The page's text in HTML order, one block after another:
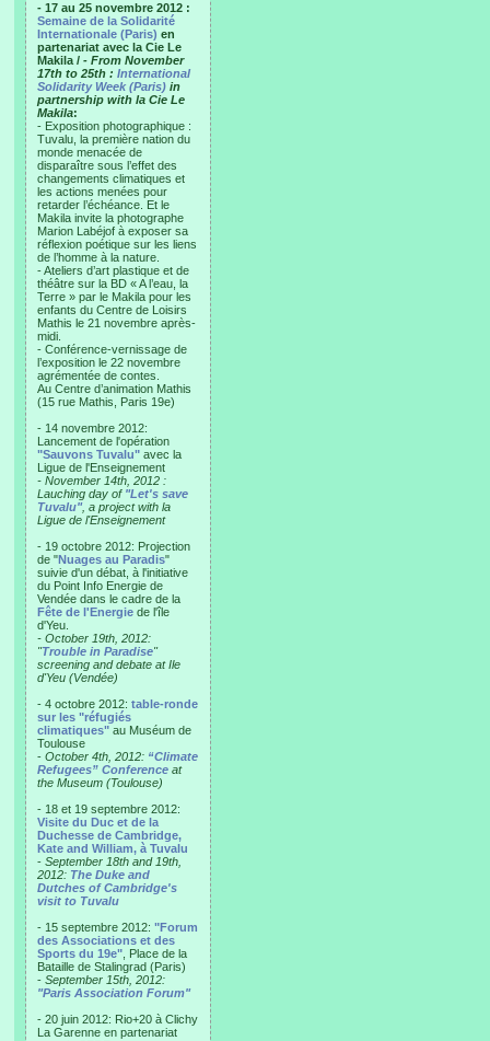
- 17 au 25 novembre 2012 :
Semaine de la Solidarité
Internationale (Paris) en
partenariat avec la Cie Le
Makila / - From November
17th to 25th : International
Solidarity Week (Paris) in
partnership with la Cie Le
Makila:
- Exposition photographique :
Tuvalu, la première nation du
monde menacée de
disparaître sous l’effet des
changements climatiques et
les actions menées pour
retarder l’échéance. Et le
Makila invite la photographe
Marion Labéjof à exposer sa
réflexion poétique sur les liens
de l’homme à la nature.
- Ateliers d’art plastique et de
théâtre sur la BD « A l’eau, la
Terre » par le Makila pour les
enfants du Centre de Loisirs
Mathis le 21 novembre après-
midi.
- Conférence-vernissage de
l’exposition le 22 novembre
agrémentée de contes.
Au Centre d’animation Mathis
(15 rue Mathis, Paris 19e)
- 14 novembre 2012:
Lancement de l'opération
"Sauvons Tuvalu" avec la
Ligue de l'Enseignement
- November 14th, 2012 :
Lauching day of "Let's save
Tuvalu", a project with la
Ligue de l'Enseignement
- 19 octobre 2012: Projection
de "Nuages au Paradis"
suivie d'un débat, à l'initiative
du Point Info Energie de
Vendée dans le cadre de la
Fête de l'Energie de l'île
d'Yeu.
- October 19th, 2012:
"Trouble in Paradise"
screening and debate at Ile
d'Yeu (Vendée)
- 4 octobre 2012: table-ronde
sur les "réfugiés
climatiques" au Muséum de
Toulouse
- October 4th, 2012: “Climate
Refugees” Conference at
the Museum (Toulouse)
- 18 et 19 septembre 2012:
Visite du Duc et de la
Duchesse de Cambridge,
Kate and William, à Tuvalu
- September 18th and 19th,
2012: The Duke and
Dutches of Cambridge's
visit to Tuvalu
- 15 septembre 2012: "Forum
des Associations et des
Sports du 19e" , Place de la
Bataille de Stalingrad (Paris)
- September 15th, 2012:
"Paris Association Forum"
- 20 juin 2012: Rio+20 à Clichy
La Garenne en partenariat